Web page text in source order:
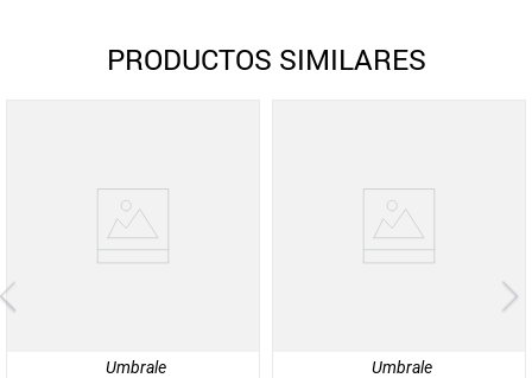
PRODUCTOS SIMILARES
Umbrale Umbrale